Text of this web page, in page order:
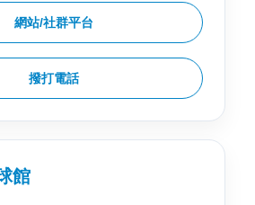
網站/社群平台
撥打電話
館